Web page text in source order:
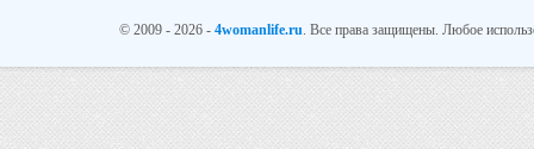
© 2009 - 2026 -4womanlife.ru. Все права защищены. Любое